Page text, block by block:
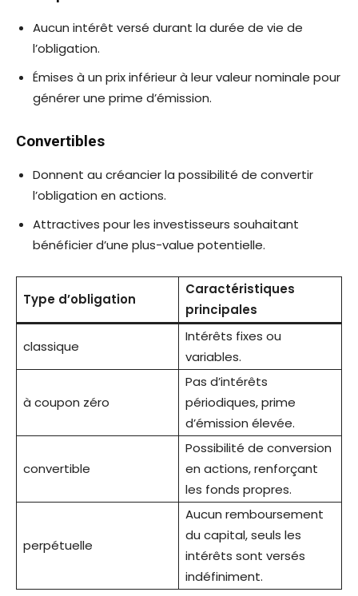
Aucun intérêt versé durant la durée de vie de
l’obligation.
Émises à un prix inférieur à leur valeur nominale pour
générer une prime d’émission.
Convertibles
Donnent au créancier la possibilité de convertir
l’obligation en actions.
Attractives pour les investisseurs souhaitant
bénéficier d’une plus-value potentielle.
Type d’obligation
Caractéristiques
principales
classique
Intérêts fixes ou
variables.
à coupon zéro
Pas d’intérêts
périodiques, prime
d’émission élevée.
convertible
Possibilité de conversion
en actions, renforçant
les fonds propres.
perpétuelle
Aucun remboursement
du capital, seuls les
intérêts sont versés
indéfiniment.